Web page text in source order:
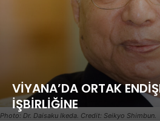
Photo: Dr. Daisaku Ikeda. Credit: Seikyo Shimbun.
VİYANA’DA ORTAK
İŞBİRLİĞİNE